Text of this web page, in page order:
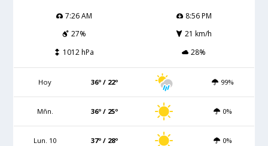
7:26 AM
8:56 PM
27%
21 km/h
1012 hPa
28%
Hoy 36º / 22º 99%
Mñn. 36º / 25º 0%
Lun. 10 37º / 28º 0%